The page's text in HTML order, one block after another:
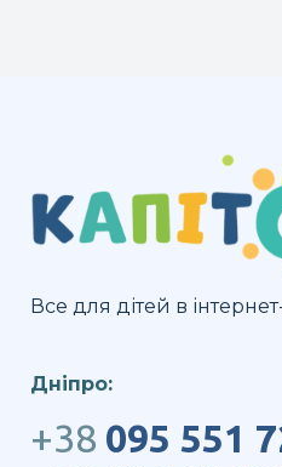
Все для дітей в
Дніпро:
+38 095 551